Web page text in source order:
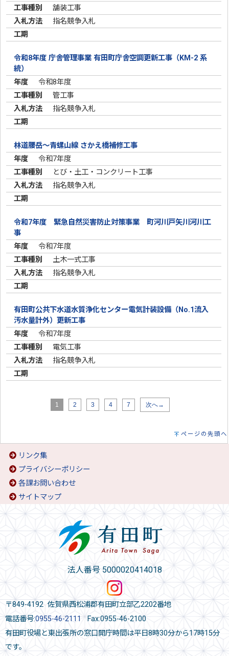
舗装工事
指名競争入札
令和8年度 庁舎管理事業 有田町庁舎空調更新工事（KM-2 系
統）
令和8年度
管工事
指名競争入札
林道腰岳～青螺山線 さかえ橋補修工事
令和7年度
とび・土工・コンクリート工事
指名競争入札
令和7年度 緊急自然災害防止対策事業 町河川戸矢川河川工
事
令和7年度
土木一式工事
指名競争入札
有田町公共下水道水質浄化センター電気計装設備（No.1流入
汚水量計外）更新工事
令和7年度
電気工事
指名競争入札
1 2 3 4 7 次へ→
ページの先頭へ
リンク集
プライバシーポリシー
各課お問い合わせ
サイトマップ
法人番号 5000020414018
〒849-4192 佐賀県西松浦郡有田町立部乙2202番地
電話番号:0955-46-2111 Fax:0955-46-2100
有田町役場と東出張所の窓口開庁時間は平日8時30分から17時15分
です。